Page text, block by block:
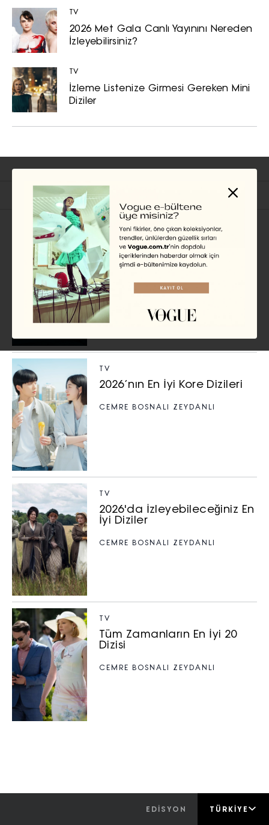
TV
2026 Met Gala Canlı Yayınını Nereden
İzleyebilirsiniz?
TV
İzleme Listenize Girmesi Gereken Mini
Diziler
İlgili Başlıklar
TV
Hafta Sonu Ne İzlesek? 8-9
Ağustos 2026 Önerileri
GÜLİZAR NEHİR GÜLKANAT
TV
2026’nın En İyi Kore Dizileri
CEMRE BOSNALI ZEYDANLI
TV
2026'da İzleyebileceğiniz En
İyi Diziler
CEMRE BOSNALI ZEYDANLI
TV
Tüm Zamanların En İyi 20
Dizisi
CEMRE BOSNALI ZEYDANLI
EDİSYON TÜRKIYE